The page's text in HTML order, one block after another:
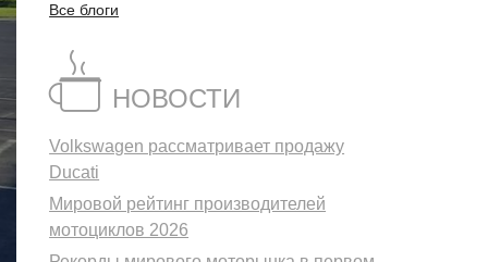
Все блоги
НОВОСТИ
Volkswagen рассматривает продажу
Ducati
Мировой рейтинг производителей
мотоциклов 2026